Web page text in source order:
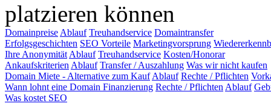
platzieren können
Domainpreise Ablauf Treuhandservice Domaintransfer
Erfolgsgeschichten SEO Vorteile Marketingvorsprung
Ihre Anonymität Ablauf Treuhandservice Kosten/Honorar
Ankaufskriterien Ablauf Transfer / Auszahlung Was wir nicht kaufen
Domain Miete - Alternative zum Kauf Ablauf Rechte / Pflichten
Wann lohnt eine Domain Finanzierung Rechte / Pflichten Ablauf
Was kostet SEO